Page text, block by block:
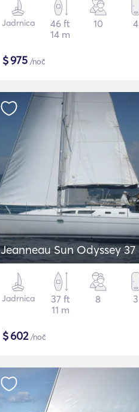
Jadrnica
46 ft
14 m
10 4
$975 /noč
Jeanneau Sun Odyssey 37
Jadrnica
37 ft
11 m
8 3
$602/noč